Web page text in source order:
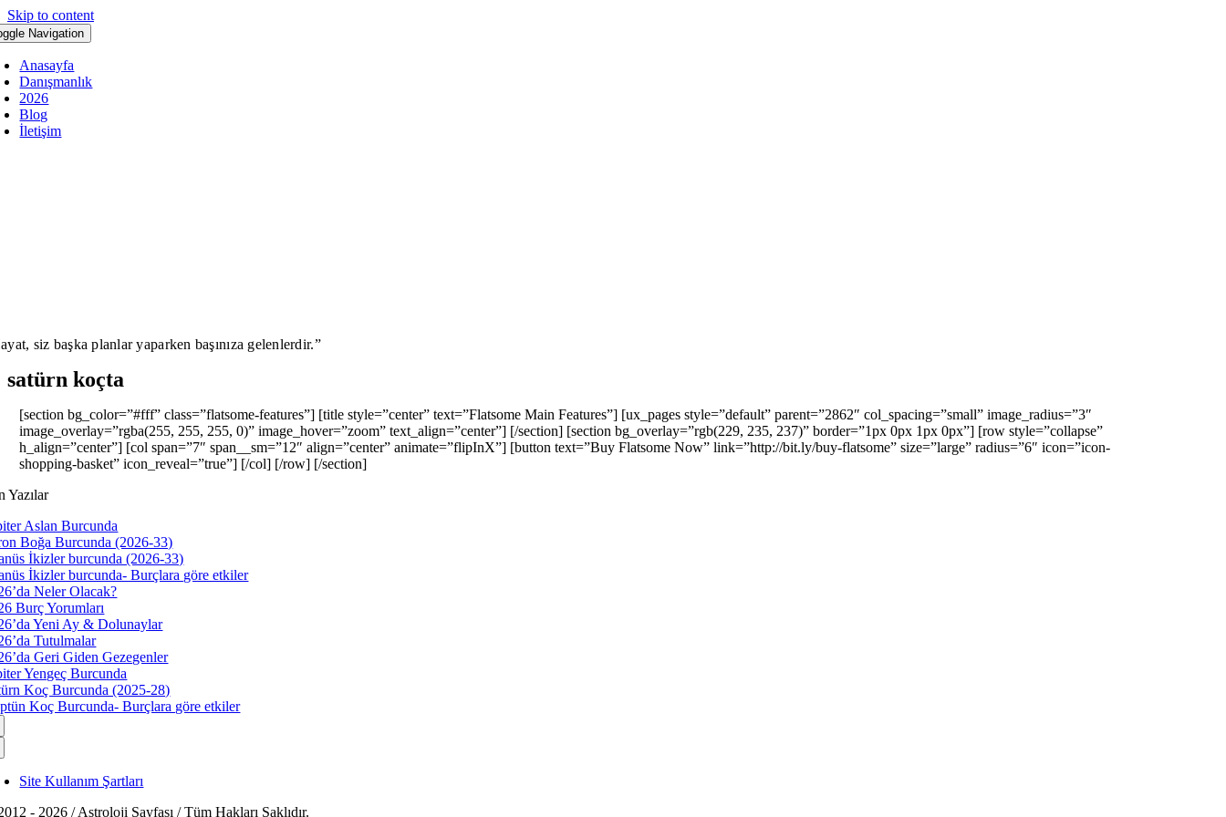
Skip to content
Navigation
Anasayfa
Danışmanlık
2026
Blog
İletişim
siz başka planlar yaparken başınıza gelenlerdir.”
satürn koçta
[section bg_color=”#fff” class=”flatsome-features”] [title style=”center” text=”Flatsome Main Features”] [ux_pages style=”default” parent=”2862″ col_spacing=”small” image_radius=”3″
image_overlay=”rgba(255, 255, 255, 0)” image_hover=”zoom” text_align=”center”] [/section] [section bg_overlay=”rgb(229, 235, 237)” border=”1px 0px 1px 0px”] [row style=”collapse”
h_align=”center”] [col span=”7″ span__sm=”12″ align=”center” animate=”flipInX”] [button text=”Buy Flatsome Now” link=”http://bit.ly/buy-flatsome” size=”large” radius=”6″ icon=”icon-
shopping-basket” icon_reveal=”true”] [/col] [/row] [/section]
Yazılar
Aslan Burcunda
Boğa Burcunda (2026-33)
İkizler burcunda (2026-33)
İkizler burcunda- Burçlara göre etkiler
Neler Olacak?
Burç Yorumları
Yeni Ay & Dolunaylar
Tutulmalar
Geri Giden Gezegenler
Yengeç Burcunda
Koç Burcunda (2025-28)
Koç Burcunda- Burçlara göre etkiler
Site Kullanım Şartları
- 2026 / Astroloji Sayfası / Tüm Hakları Saklıdır.